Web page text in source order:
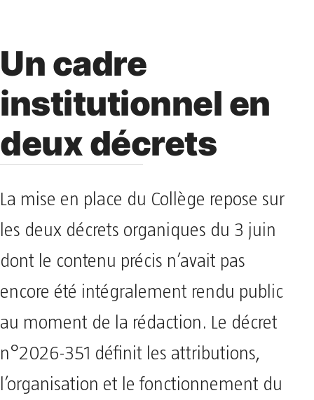
Un cadre
institutionnel en
deux décrets
La mise en place du Collège repose sur
les deux décrets organiques du 3 juin
dont le contenu précis n’avait pas
encore été intégralement rendu public
au moment de la rédaction. Le décret
n°2026-351 définit les attributions,
l’organisation et le fonctionnement du